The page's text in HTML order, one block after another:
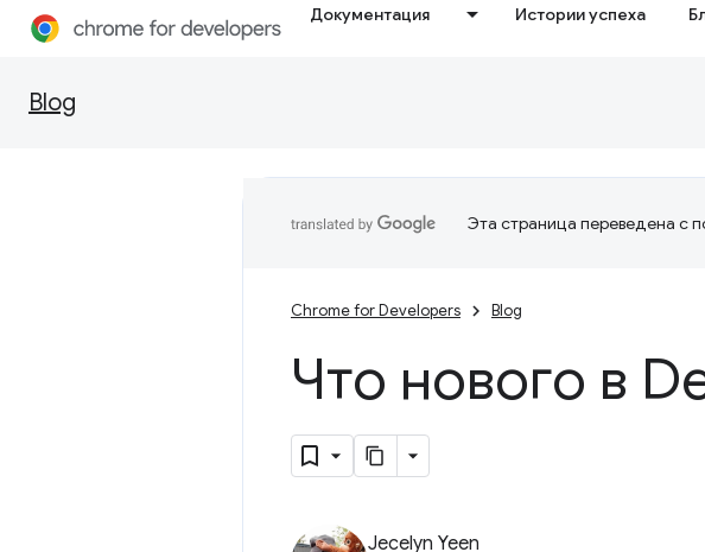
Документация Истории успеха
Blog
Эта страница переведена с
Chrome for Developers Blog
Что нового в
Jecelyn Yeen